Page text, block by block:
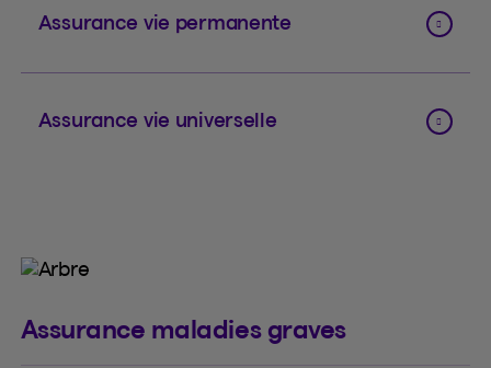
Assurance vie permanente
Assurance vie universelle
Assurance maladies graves